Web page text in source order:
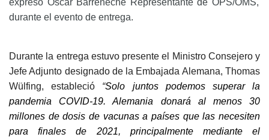
durante el evento de entrega.
Durante la entrega estuvo presente el Ministro Consejero y
Jefe Adjunto designado de la Embajada Alemana, Thomas
Wülfing, estableció “Solo juntos podemos superar la
pandemia COVID-19. Alemania donará al menos 30
millones de dosis de vacunas a países que las necesiten
para finales de 2021, principalmente mediante el